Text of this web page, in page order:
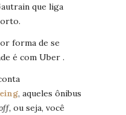
que liga
forma de se
é com Uber .
, aqueles ônibus
ou seja, você